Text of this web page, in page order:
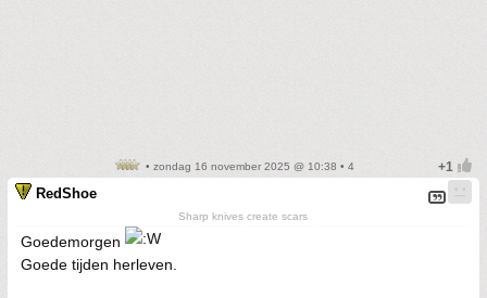
• zondag 16 november 2025 @ 10:38 • 4
RedShoe
Sharp knives create scars
Goedemorgen
Goede tijden herleven.